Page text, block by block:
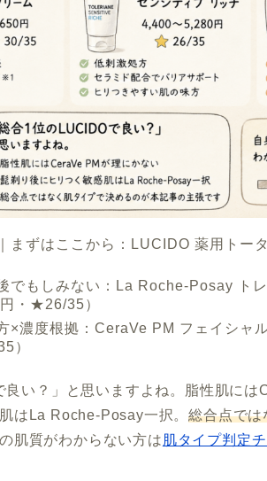
まずはここから ：LUCIDO 薬用トー
でもしみない ：La Roche-Posay ト
・★26/35）
×濃度根拠 ：CeraVe PM フェイシャ
）
良い？」と思いますよね。脂性肌に
はLa Roche-Posay一択。総合点では
肌質がわからない方は肌タイプ判定